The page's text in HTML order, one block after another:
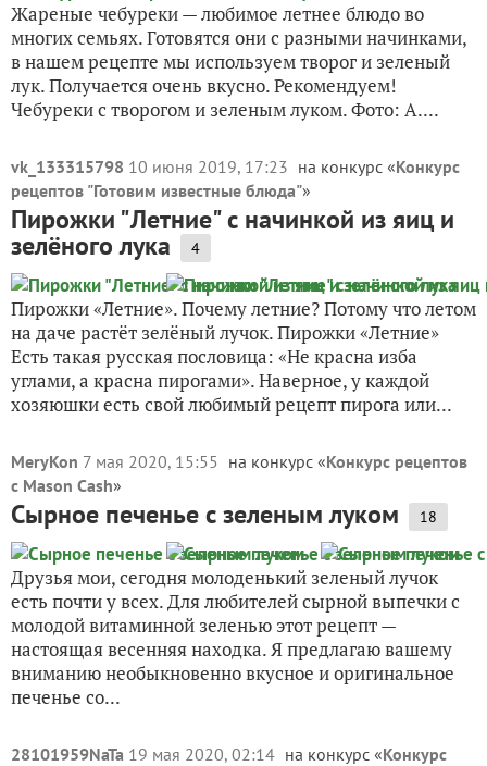
Жареные чебуреки — любимое летнее блюдо во
многих семьях. Готовятся они с разными начинками,
в нашем рецепте мы используем творог и зеленый
лук. Получается очень вкусно. Рекомендуем!
Чебуреки с творогом и зеленым луком. Фото: А....
vk_133315798 10 июня 2019, 17:23 на конкурс «Конкурс
рецептов "Готовим известные блюда"»
Пирожки "Летние" с начинкой из яиц и
зелёного лука 4
Пирожки «Летние». Почему летние? Потому что летом
на даче растёт зелёный лучок. Пирожки «Летние»
Есть такая русская пословица: «Не красна изба
углами, а красна пирогами». Наверное, у каждой
хозяюшки есть свой любимый рецепт пирога или...
MeryKon 7 мая 2020, 15:55 на конкурс «Конкурс рецептов
с Mason Cash»
Сырное печенье с зеленым луком 18
Друзья мои, сегодня молоденький зеленый лучок
есть почти у всех. Для любителей сырной выпечки с
молодой витаминной зеленью этот рецепт —
настоящая весенняя находка. Я предлагаю вашему
вниманию необыкновенно вкусное и оригинальное
печенье со...
28101959NaTa 19 мая 2020, 02:14 на конкурс «Конкурс